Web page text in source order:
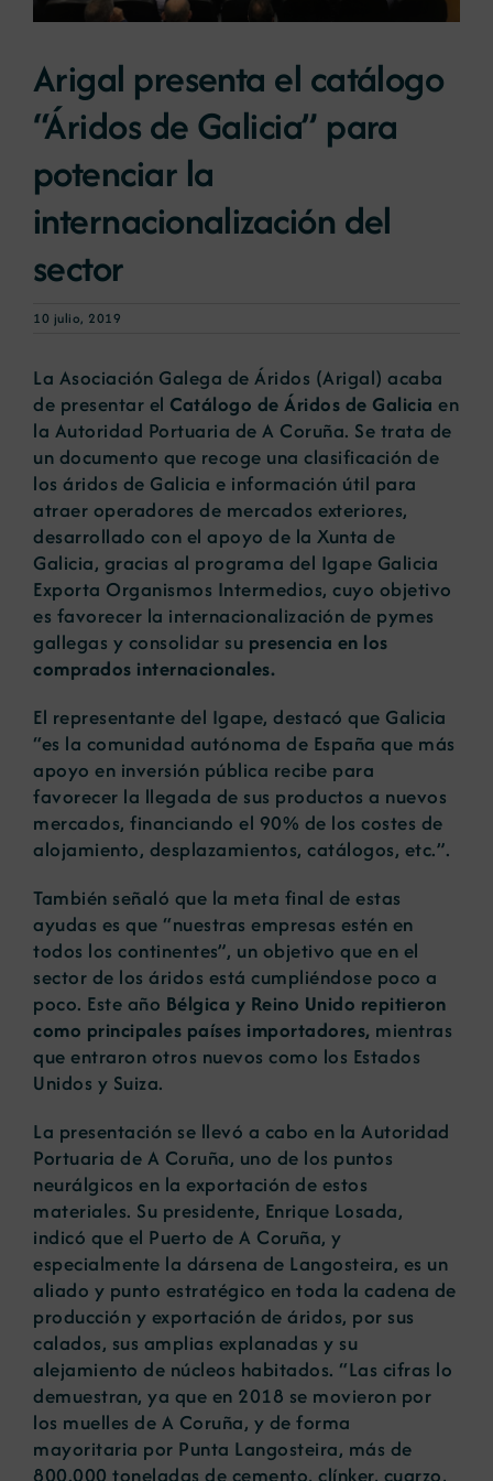
Noticias
Portal de empleo
Contacto
Arigal presenta el catálogo
“Áridos de Galicia” para
potenciar la
internacionalización del
sector
10 julio, 2019
La Asociación Galega de Áridos (Arigal) acaba
de presentar el Catálogo de Áridos de Galicia en
la Autoridad Portuaria de A Coruña. Se trata de
un documento que recoge una clasificación de
los áridos de Galicia e información útil para
atraer operadores de mercados exteriores,
desarrollado con el apoyo de la Xunta de
Galicia, gracias al programa del Igape Galicia
Exporta Organismos Intermedios, cuyo objetivo
es favorecer la internacionalización de pymes
gallegas y consolidar su presencia en los
comprados internacionales.
El representante del Igape, destacó que Galicia
“es la comunidad autónoma de España que más
apoyo en inversión pública recibe para
favorecer la llegada de sus productos a nuevos
mercados, financiando el 90% de los costes de
alojamiento, desplazamientos, catálogos, etc.”.
También señaló que la meta final de estas
ayudas es que “nuestras empresas estén en
todos los continentes”, un objetivo que en el
sector de los áridos está cumpliéndose poco a
poco. Este año Bélgica y Reino Unido repitieron
como principales países importadores, mientras
que entraron otros nuevos como los Estados
Unidos y Suiza.
La presentación se llevó a cabo en la Autoridad
Portuaria de A Coruña, uno de los puntos
neurálgicos en la exportación de estos
materiales. Su presidente, Enrique Losada,
indicó que el Puerto de A Coruña, y
especialmente la dársena de Langosteira, es un
aliado y punto estratégico en toda la cadena de
producción y exportación de áridos, por sus
calados, sus amplias explanadas y su
alejamiento de núcleos habitados. “Las cifras lo
demuestran, ya que en 2018 se movieron por
los muelles de A Coruña, y de forma
mayoritaria por Punta Langosteira, más de
800.000 toneladas de cemento, clínker, cuarzo,